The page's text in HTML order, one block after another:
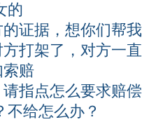
的
证据，想你们帮
打架了，对方一
索赔
请指点怎么要求赔
不给怎么办？